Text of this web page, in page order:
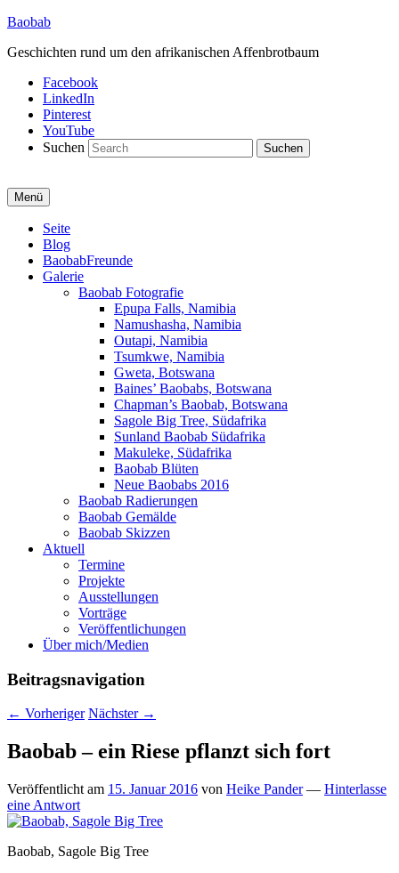
Baobab
Geschichten rund um den afrikanischen Affenbrotbaum
Facebook
LinkedIn
Pinterest
YouTube
Suchen
Menü
Primäres
Menü
Seite
Blog
BaobabFreunde
Galerie
Baobab Fotografie
Epupa Falls, Namibia
Namushasha, Namibia
Outapi, Namibia
Tsumkwe, Namibia
Gweta, Botswana
Baines’ Baobabs, Botswana
Chapman’s Baobab, Botswana
Sagole Big Tree, Südafrika
Sunland Baobab Südafrika
Makuleke, Südafrika
Baobab Blüten
Neue Baobabs 2016
Baobab Radierungen
Baobab Gemälde
Baobab Skizzen
Aktuell
Termine
Projekte
Ausstellungen
Vorträge
Veröffentlichungen
Über mich/Medien
Beitragsnavigation
← Vorheriger Nächster →
Baobab – ein Riese pflanzt sich fort
Veröffentlicht am 15. Januar 2016 von Heike Pander — Hinterlasse
eine Antwort
Baobab, Sagole Big Tree